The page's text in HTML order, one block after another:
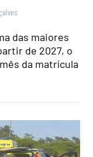
das maiores
de 2027, o
da matrícula